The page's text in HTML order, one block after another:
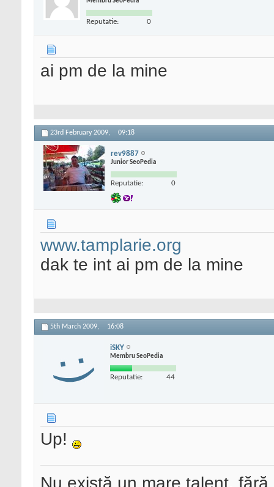
Reputatie: 0
ai pm de la mine
23rd February 2009, 09:18
rev9887
Junior SeoPedia
Reputatie: 0
www.tamplarie.org
dak te int ai pm de la mine
5th March 2009, 16:08
iSKY
Membru SeoPedia
Reputatie: 44
Up!